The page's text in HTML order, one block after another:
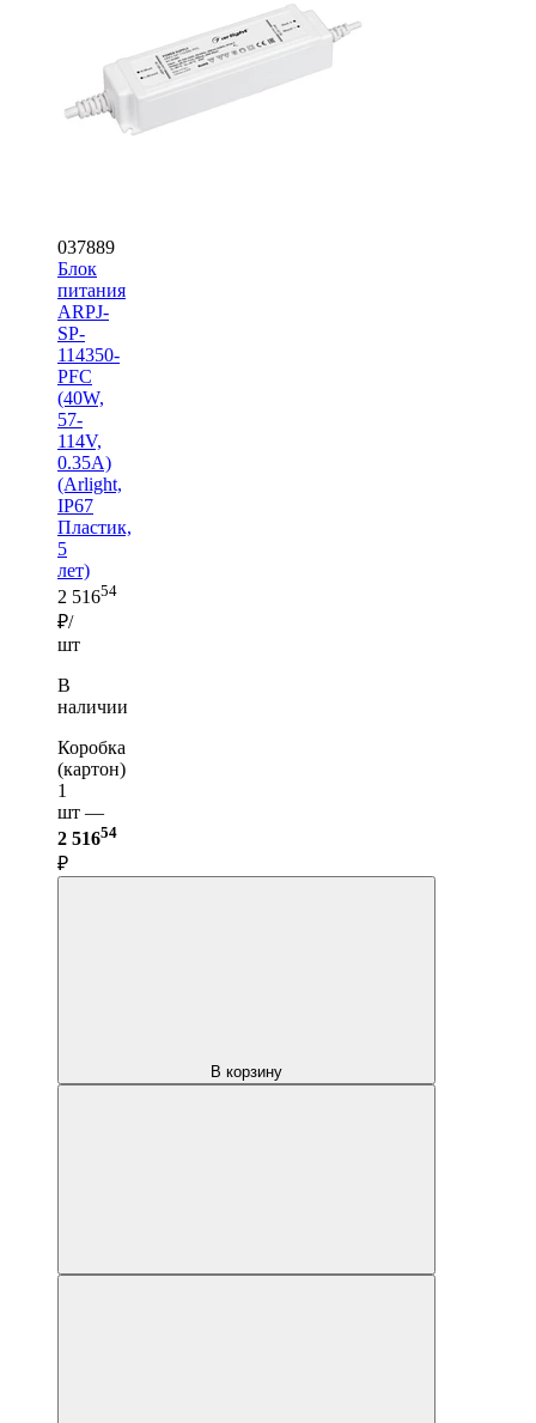
037889
Блок
питания
ARPJ-
SP-
114350-
PFC
(40W,
57-
114V,
0.35A)
(Arlight,
IP67
Пластик,
5
лет)
2 51654
₽/
шт
В
наличии
Коробка
(картон)
1
шт —
2 51654
₽
В корзину